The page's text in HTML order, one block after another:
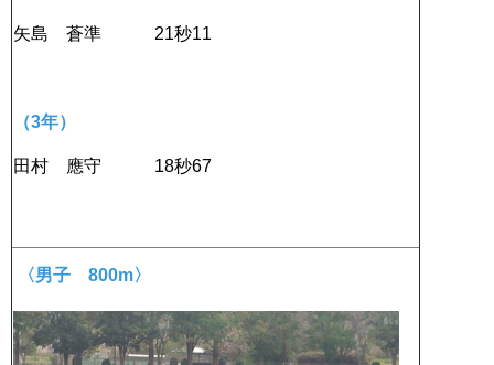
矢島 蒼準 21秒11
（3年）
田村 應守 18秒67
〈男子 800m〉